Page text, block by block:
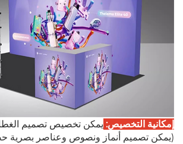
إمكانية التخصيص: يمكن تخصيص تصميم الغطاء
(يمكن تصميم أنماز ونصوص وعناصر بصرية